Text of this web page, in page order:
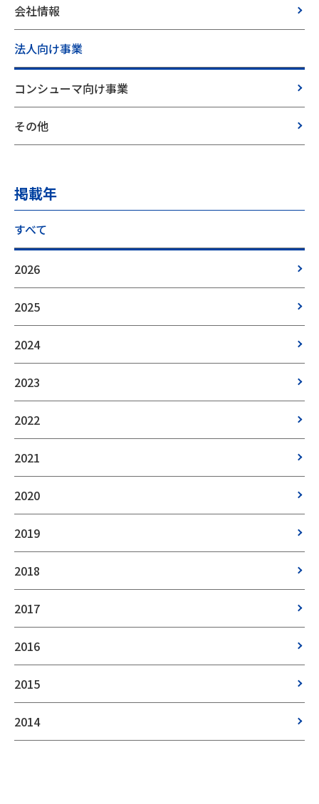
会社情報
法人向け事業
コンシューマ向け事業
その他
掲載年
すべて
2026
2025
2024
2023
2022
2021
2020
2019
2018
2017
2016
2015
2014